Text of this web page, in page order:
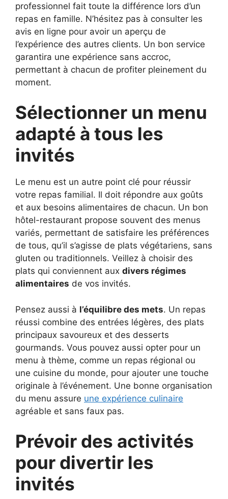
professionnel fait toute la différence lors d’un
repas en famille. N’hésitez pas à consulter les
avis en ligne pour avoir un aperçu de
l’expérience des autres clients. Un bon service
garantira une expérience sans accroc,
permettant à chacun de profiter pleinement du
moment.
Sélectionner un menu
adapté à tous les
invités
Le menu est un autre point clé pour réussir
votre repas familial. Il doit répondre aux goûts
et aux besoins alimentaires de chacun. Un bon
hôtel-restaurant propose souvent des menus
variés, permettant de satisfaire les préférences
de tous, qu’il s’agisse de plats végétariens, sans
gluten ou traditionnels. Veillez à choisir des
plats qui conviennent aux divers régimes
alimentaires de vos invités.
Pensez aussi à l’équilibre des mets. Un repas
réussi combine des entrées légères, des plats
principaux savoureux et des desserts
gourmands. Vous pouvez aussi opter pour un
menu à thème, comme un repas régional ou
une cuisine du monde, pour ajouter une touche
originale à l’événement. Une bonne organisation
du menu assure une expérience culinaire
agréable et sans faux pas.
Prévoir des activités
pour divertir les
invités